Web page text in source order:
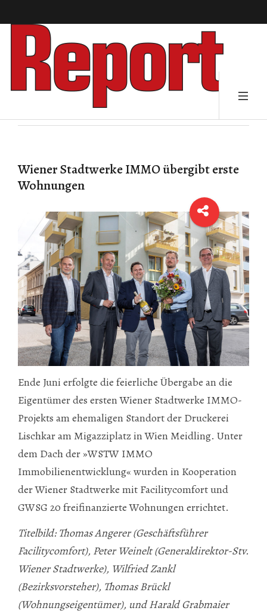
Wiener Stadtwerke IMMO übergibt erste
Wohnungen
Ende Juni erfolgte die feierliche Übergabe an die
Eigentümer des ersten Wiener Stadtwerke IMMO-
Projekts am ehemaligen Standort der Druckerei
Lischkar am Migazziplatz in Wien Meidling. Unter
dem Dach der »WSTW IMMO
Immobilienentwicklung« wurden in Kooperation
der Wiener Stadtwerke mit Facilitycomfort und
GWSG 20 freifinanzierte Wohnungen errichtet.
Titelbild: Thomas Angerer (Geschäftsführer
Facilitycomfort), Peter Weinelt (Generaldirektor-Stv.
Wiener Stadtwerke), Wilfried Zankl
(Bezirksvorsteher), Thomas Brückl
(Wohnungseigentümer), und Harald Grabmaier